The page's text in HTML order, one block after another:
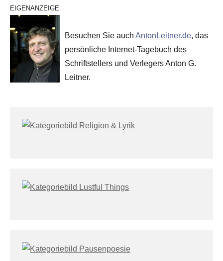
EIGENANZEIGE
Besuchen Sie auch AntonLeitner.de, das
persönliche Internet-Tagebuch des
Schriftstellers und Verlegers Anton G.
Leitner.